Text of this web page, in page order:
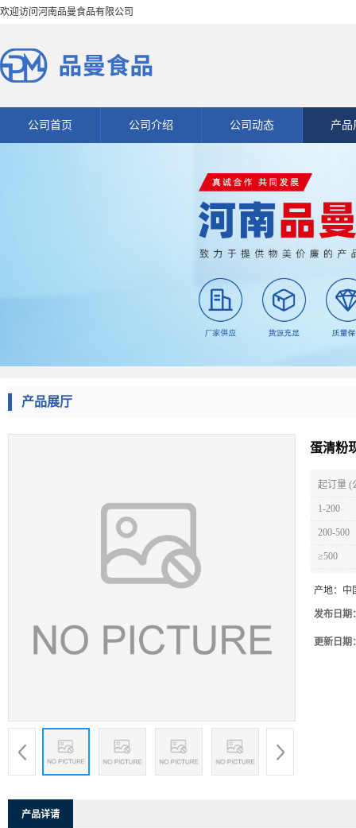
欢迎访问河南品曼食品有限公司
公司首页 公司介绍 公司动态 产品
产品展厅
蛋清粉
起订量 (
1-200
200-500
≥500
产地： 中
发布日期
更新日期
产品详请